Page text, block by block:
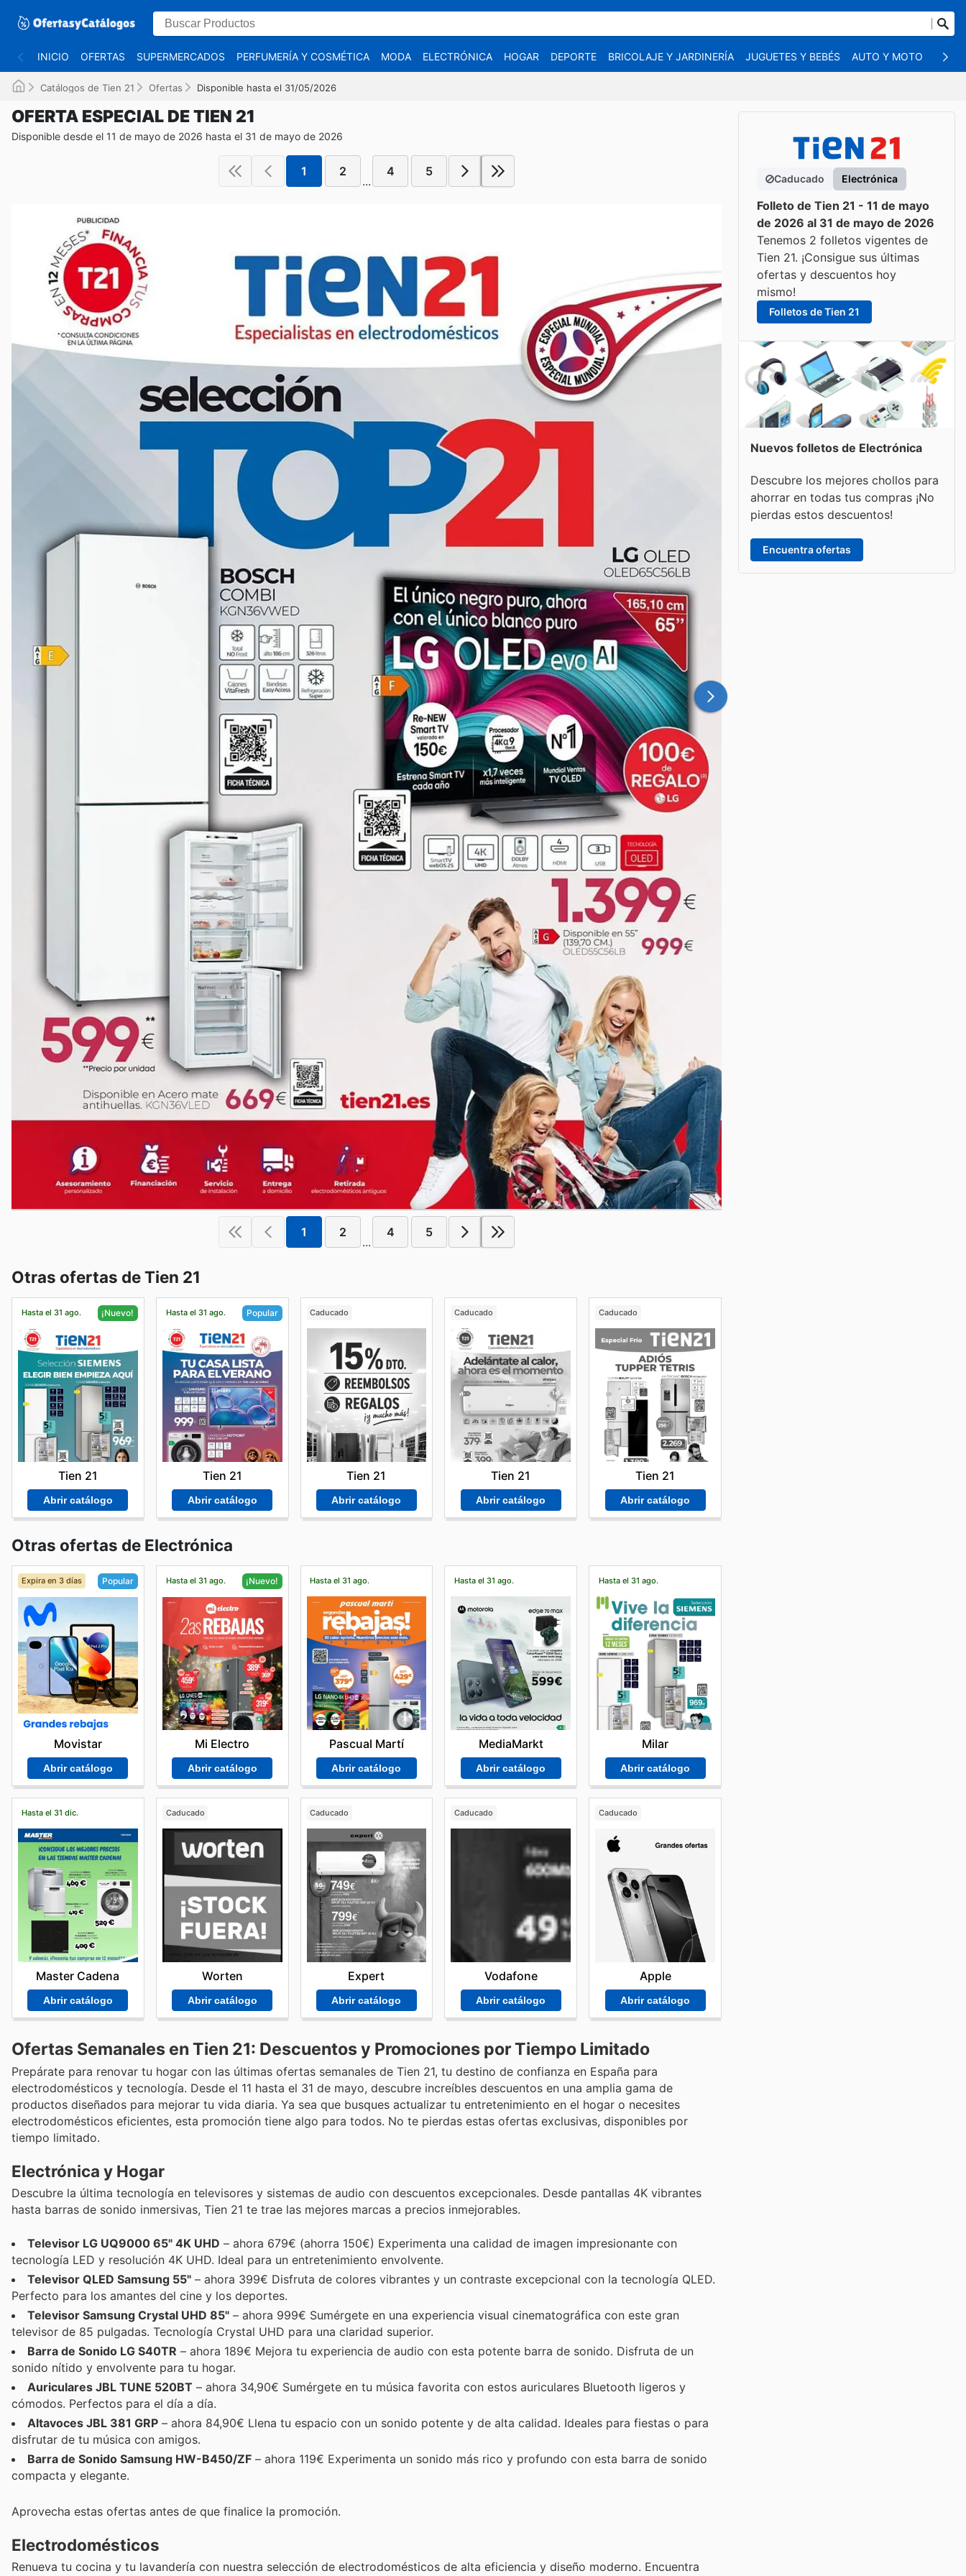
INICIO OFERTAS SUPERMERCADOS PERFUMERÍA Y COSMÉTICA MODA ELECTRÓNICA HOGAR DEPORTE BRICOLAJE Y JARDINERÍA JUGUETES Y BEBÉS AUTO Y MOTO
Catálogos de Tien 21 Ofertas Disponible hasta el 31/05/2026
OFERTA ESPECIAL DE TIEN 21
Disponible desde el 11 de mayo de 2026 hasta el 31 de mayo de 2026
1 2
...
4 5
1 2
...
4 5
Otras ofertas de Tien 21
Hasta el 31 ago. ¡Nuevo!
Tien 21
Abrir catálogo
Hasta el 31 ago. Popular
Tien 21
Abrir catálogo
Caducado
Tien 21
Abrir catálogo
Caducado
Tien 21
Abrir catálogo
Caducado
Tien 21
Abrir catálogo
Otras ofertas de Electrónica
Expira en 3 días Popular
Movistar
Abrir catálogo
Hasta el 31 ago. ¡Nuevo!
Mi Electro
Abrir catálogo
Hasta el 31 ago.
Pascual Martí
Abrir catálogo
Hasta el 31 ago.
MediaMarkt
Abrir catálogo
Hasta el 31 ago.
Milar
Abrir catálogo
Hasta el 31 dic.
Master Cadena
Abrir catálogo
Caducado
Worten
Abrir catálogo
Caducado
Expert
Abrir catálogo
Caducado
Vodafone
Abrir catálogo
Caducado
Apple
Abrir catálogo
Ofertas Semanales en Tien 21: Descuentos y Promociones por Tiempo Limitado
Prepárate para renovar tu hogar con las últimas ofertas semanales de Tien 21, tu destino de confianza en España para
electrodomésticos y tecnología. Desde el 11 hasta el 31 de mayo, descubre increíbles descuentos en una amplia gama de
productos diseñados para mejorar tu vida diaria. Ya sea que busques actualizar tu entretenimiento en el hogar o necesites
electrodomésticos eficientes, esta promoción tiene algo para todos. No te pierdas estas ofertas exclusivas, disponibles por
tiempo limitado.
Electrónica y Hogar
Descubre la última tecnología en televisores y sistemas de audio con descuentos excepcionales. Desde pantallas 4K vibrantes
hasta barras de sonido inmersivas, Tien 21 te trae las mejores marcas a precios inmejorables.
Televisor LG UQ9000 65" 4K UHD – ahora 679€ (ahorra 150€) Experimenta una calidad de imagen impresionante con
tecnología LED y resolución 4K UHD. Ideal para un entretenimiento envolvente.
Televisor QLED Samsung 55" – ahora 399€ Disfruta de colores vibrantes y un contraste excepcional con la tecnología QLED.
Perfecto para los amantes del cine y los deportes.
Televisor Samsung Crystal UHD 85" – ahora 999€ Sumérgete en una experiencia visual cinematográfica con este gran
televisor de 85 pulgadas. Tecnología Crystal UHD para una claridad superior.
Barra de Sonido LG S40TR – ahora 189€ Mejora tu experiencia de audio con esta potente barra de sonido. Disfruta de un
sonido nítido y envolvente para tu hogar.
Auriculares JBL TUNE 520BT – ahora 34,90€ Sumérgete en tu música favorita con estos auriculares Bluetooth ligeros y
cómodos. Perfectos para el día a día.
Altavoces JBL 381 GRP – ahora 84,90€ Llena tu espacio con un sonido potente y de alta calidad. Ideales para fiestas o para
disfrutar de tu música con amigos.
Barra de Sonido Samsung HW-B450/ZF – ahora 119€ Experimenta un sonido más rico y profundo con esta barra de sonido
compacta y elegante.
Aprovecha estas ofertas antes de que finalice la promoción.
Electrodomésticos
Renueva tu cocina y tu lavandería con nuestra selección de electrodomésticos de alta eficiencia y diseño moderno. Encuentra
Caducado Electrónica
Folleto de Tien 21 - 11 de mayo
de 2026 al 31 de mayo de 2026
Tenemos 2 folletos vigentes de
Tien 21. ¡Consigue sus últimas
ofertas y descuentos hoy
mismo!
Folletos de Tien 21
Nuevos folletos de Electrónica
Descubre los mejores chollos para
ahorrar en todas tus compras ¡No
pierdas estos descuentos!
Encuentra ofertas